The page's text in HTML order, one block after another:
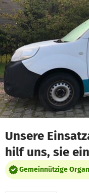
Zum Hauptinhalt
Erklärung zur
Unsere
hilf uns, sie
Gemeinnützige